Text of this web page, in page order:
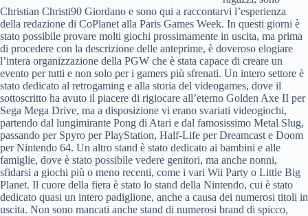
Christian Christi90 Giordano e sono qui a raccontarvi l’esperienza
della redazione di CoPlanet alla Paris Games Week. In questi giorni è
stato possibile provare molti giochi prossimamente in uscita, ma prima
di procedere con la descrizione delle anteprime, è doveroso elogiare
l’intera organizzazione della PGW che è stata capace di creare un
evento per tutti e non solo per i gamers più sfrenati. Un intero settore è
stato dedicato al retrogaming e alla storia del videogames, dove il
sottoscritto ha avuto il piacere di rigiocare all’eterno Golden Axe II per
Sega Mega Drive, ma a disposizione vi erano svariati videogiochi,
partendo dal lungimirante Pong di Atari e dal famosissimo Metal Slug,
passando per Spyro per PlayStation, Half-Life per Dreamcast e Doom
per Nintendo 64. Un altro stand è stato dedicato ai bambini e alle
famiglie, dove è stato possibile vedere genitori, ma anche nonni,
sfidarsi a giochi più o meno recenti, come i vari Wii Party o Little Big
Planet. Il cuore della fiera è stato lo stand della Nintendo, cui è stato
dedicato quasi un intero padiglione, anche a causa dei numerosi titoli in
uscita. Non sono mancati anche stand di numerosi brand di spicco,